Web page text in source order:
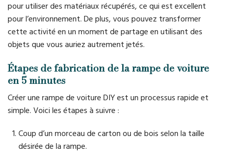
pour utiliser des matériaux récupérés, ce qui est excellent
pour l’environnement. De plus, vous pouvez transformer
cette activité en un moment de partage en utilisant des
objets que vous auriez autrement jetés.
Étapes de fabrication de la rampe de voiture
en 5 minutes
Créer une rampe de voiture DIY est un processus rapide et
simple. Voici les étapes à suivre :
Coup d’un morceau de carton ou de bois selon la taille
désirée de la rampe.